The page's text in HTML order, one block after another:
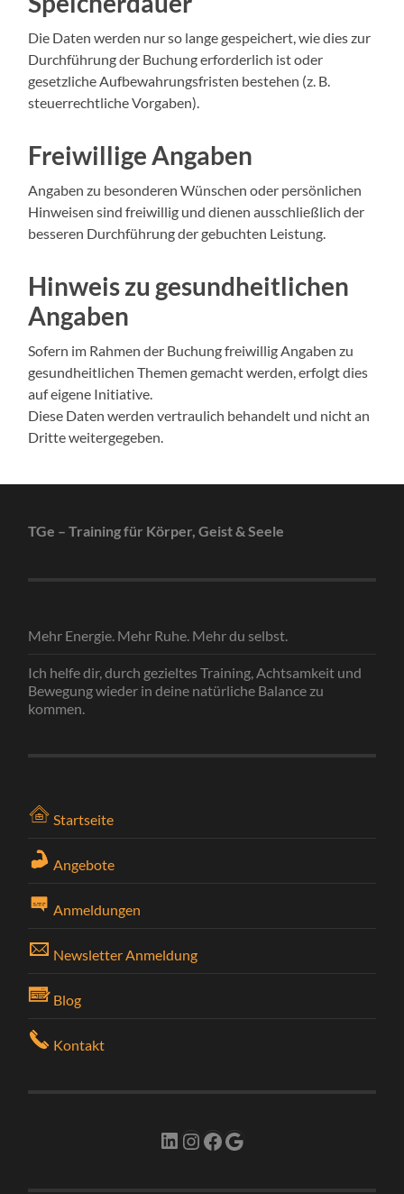
Die Daten werden nur so lange gespeichert, wie dies zur
Durchführung der Buchung erforderlich ist oder
gesetzliche Aufbewahrungsfristen bestehen (z. B.
steuerrechtliche Vorgaben).
Freiwillige Angaben
Angaben zu besonderen Wünschen oder persönlichen
Hinweisen sind freiwillig und dienen ausschließlich der
besseren Durchführung der gebuchten Leistung.
Hinweis zu gesundheitlichen
Angaben
Sofern im Rahmen der Buchung freiwillig Angaben zu
gesundheitlichen Themen gemacht werden, erfolgt dies
auf eigene Initiative.
Diese Daten werden vertraulich behandelt und nicht an
Dritte weitergegeben.
TGe – Training für Körper, Geist & Seele
Mehr Energie. Mehr Ruhe. Mehr du selbst.
Ich helfe dir, durch gezieltes Training, Achtsamkeit und
Bewegung wieder in deine natürliche Balance zu
kommen.
Startseite
Angebote
Anmeldungen
Newsletter Anmeldung
Blog
Kontakt
LinkedIn
Instagram
Facebook
Google